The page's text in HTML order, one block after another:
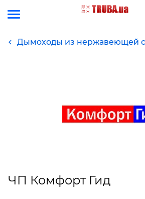
Дымоходы из нержавеющей
ЧП Комфорт Гид